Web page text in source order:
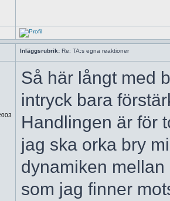
Inläggsrubrik: Re: TA:s egna reaktioner
Så här långt med
intryck bara
Handlingen är för
jag ska orka bry
dynamiken
som jag finner